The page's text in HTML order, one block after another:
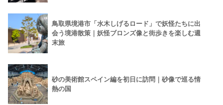
鳥取県境港市「水木しげるロード」で妖怪たちに出
会う境港散策｜妖怪ブロンズ像と街歩きを楽しむ週
末旅
砂の美術館スペイン編を初日に訪問｜砂像で巡る情
熱の国